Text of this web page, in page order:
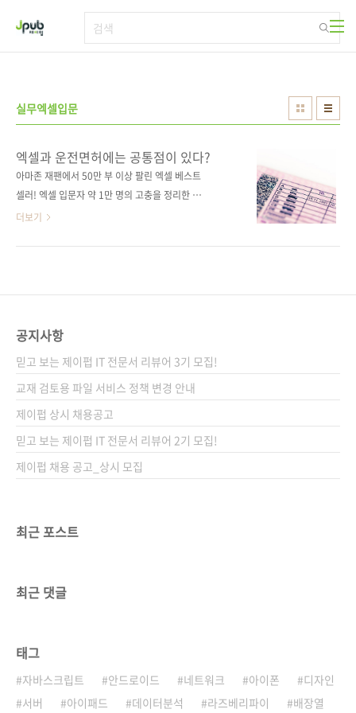
실무엑셀입문
엑셀과 운전면허에는 공통점이 있다?
아마존 재팬에서 50만 부 이상 팔린 엑셀 베스트
셀러! 엑셀 입문자 약 1만 명의 고충을 정리한 실
무자의 노하우를 소개합니다 엑셀 마스터가 아
을 취득했습니다. 비싼 학원비를 마련하려고 틈
느새 취업은 했는데, 엑셀이 그저 불편할 따름인
장롱 면허의 직장인이 되었습니다. 왜일까요? 마
땅한 실전 경험이 없어서 그렇습니다. 자격증에
매달리지 말고 국토대장정 다녀올 걸... 게다가
운전면허 자격증과 엑셀 자격증은 공통점이 있
습니다. ..
더보기
공지사항
믿고 보는 제이펍 IT 전문서 리뷰어 3기 모집!
교재 검토용 파일 서비스 정책 변경 안내
제이펍 상시 채용공고
믿고 보는 제이펍 IT 전문서 리뷰어 2기 모집!
제이펍 채용 공고_상시 모집
최근 포스트
최근 댓글
태그
자바스크립트 안드로이드 네트워크 아이폰
디자인
서버
아이패드 데이터분석 라즈베리파이 배장열